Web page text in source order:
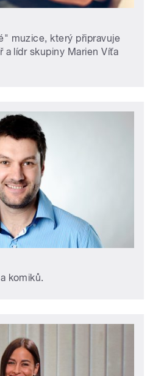
muzice, který připravuje
a lídr skupiny Marien Víťa
komiků.